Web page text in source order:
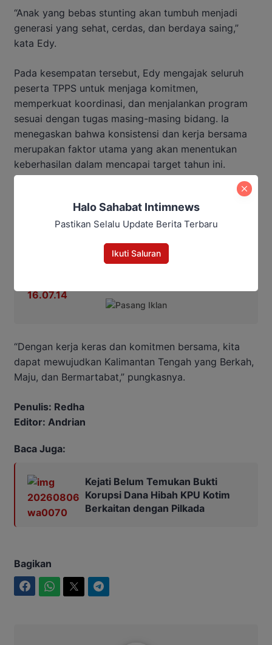
“Anak yang bebas stunting akan tumbuh menjadi
generasi yang sehat, cerdas, dan berdaya saing,”
kata Edy.
Pada kesempatan tersebut, Edy mengajak seluruh
peserta TPPS untuk menjaga komitmen,
memperkuat koordinasi, dan menjalankan program
sesuai dengan tugas masing-masing bidang. Ia
menegaskan bahwa konsistensi dan kerja bersama
merupakan faktor utama yang akan menentukan
keberhasilan dalam mencapai target tahun ini.
Pendaftar Taruna Tani Baru 25
Daerah Gencarkan Sosialisasi
“Dengan kerja keras dan komitmen bersama, kita
dapat mewujudkan Kalimantan Tengah yang Berkah,
Maju, dan Bermartabat,” pungkasnya.
Penulis: Redha
Editor: Andrian
Baca Juga:
Kejati Belum Temukan Bukti
Korupsi Dana Hibah KPU Kotim
Berkaitan dengan Pilkada
Bagikan
Halo Sahabat Intimnews
Pastikan Selalu Update Berita Terbaru
Ikuti Saluran